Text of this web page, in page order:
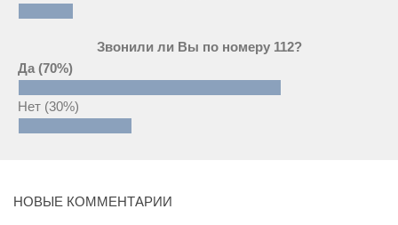
Звонили ли Вы по номеру 112?
Да (70%)
Нет (30%)
НОВЫЕ КОММЕНТАРИИ